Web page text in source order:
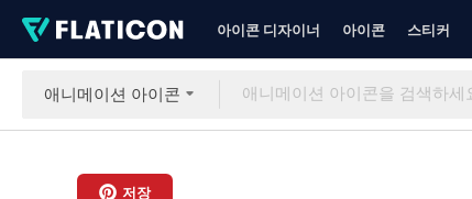
아이콘 디자이너 아이콘 스티커
애니메이션 아이콘
저장